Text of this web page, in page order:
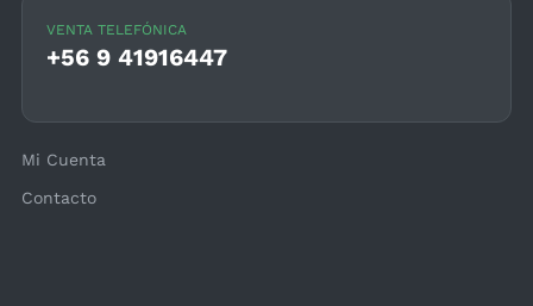
VENTA TELEFÓNICA
+56 9 41916447
Mi Cuenta
Contacto